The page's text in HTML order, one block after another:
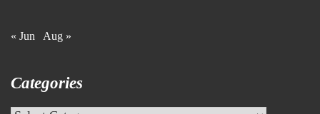
« Jun Aug »
Categories